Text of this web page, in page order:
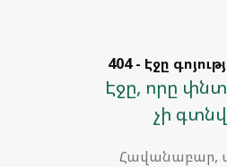
404 - Էջը
Էջը, որը
չի
Հավանաբար,